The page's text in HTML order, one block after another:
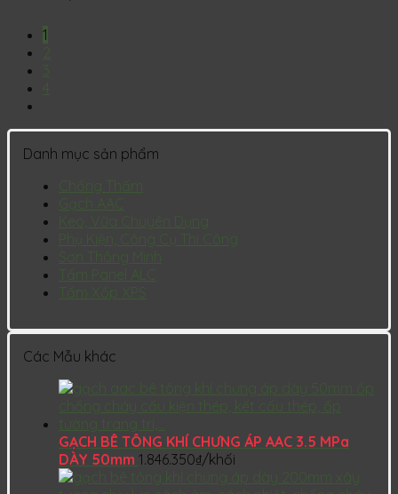
1
Danh mục sản phẩm
Gạch AAC
Keo, Vữa Chuyên Dụng
Tấm Panel ALC
Các Mẫu khác
GẠCH BÊ TÔNG KHÍ CHƯNG ÁP AAC 3.5 MPa
DÀY 50mm 1.846.350₫/khối